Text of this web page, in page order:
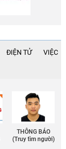
ĐIỆN TỬ VIỆC
THÔNG BÁO
(Truy tìm người)